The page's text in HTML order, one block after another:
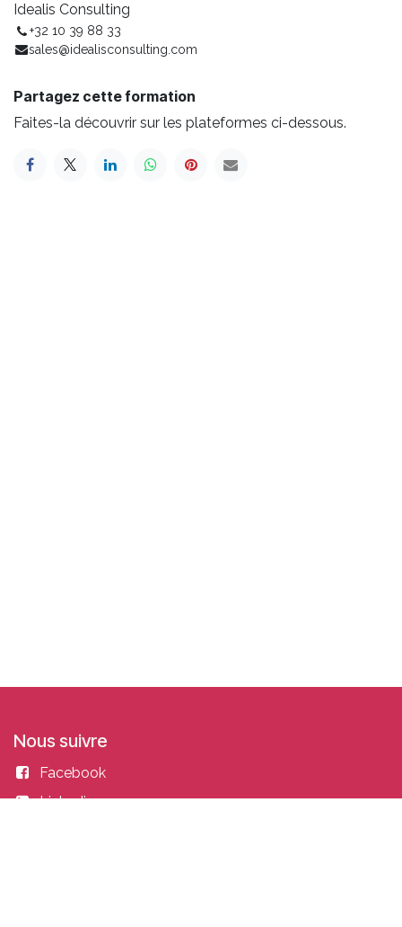
Idealis Consulting
+32 10 39 88 33
sales@idealisconsulting.com
Partagez cette formation
Faites-la découvrir sur les plateformes ci-dessous.
Nous suivre
Facebook
Linkedin